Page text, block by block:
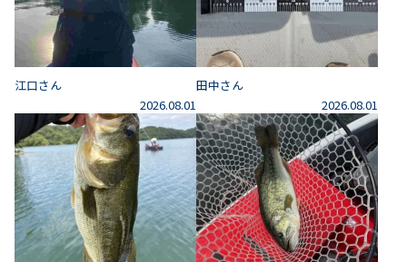
江口さん
2026.08.01
田中さん
2026.08.01